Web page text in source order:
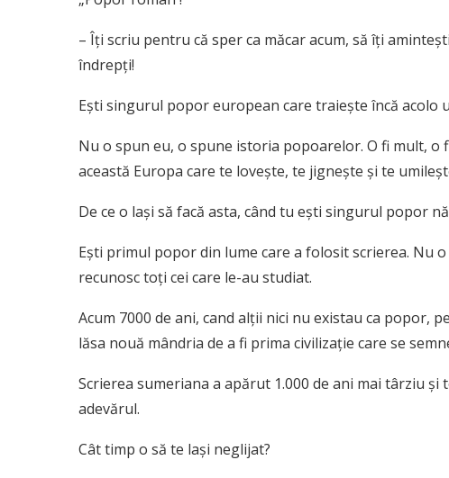
– Îți scriu pentru că sper ca măcar acum, să îți
îndrepți!
Ești singurul popor european care traiește încă acolo
Nu o spun eu, o spune istoria popoarelor. O fi mult, o
această Europa care te lovește, te jignește și te
De ce o lași să facă asta, când tu ești singurul popor
Ești primul popor din lume care a folosit scrierea. Nu
recunosc toți cei care le-au studiat.
Acum 7000 de ani, cand alții nici nu existau ca popor,
lăsa nouă mândria de a fi prima civilizație care se
Scrierea sumeriana a apărut 1.000 de ani mai târziu
adevărul.
Cât timp o să te lași neglijat?